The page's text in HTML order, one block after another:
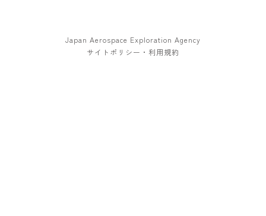
Japan Aerospace Exploration Agency
サイトポリシー・利用規約